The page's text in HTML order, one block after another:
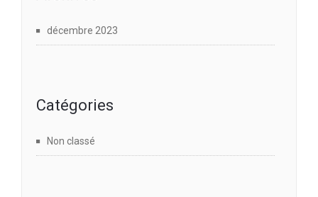
décembre 2023
Catégories
Non classé